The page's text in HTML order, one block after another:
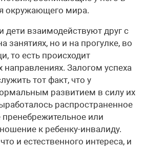
окружающего мира.
дети взаимодействуют друг с
занятиях, но и на прогулке, во
то есть происходит
направлениях. Залогом успеха
тот факт, что у
развитием в силу их
распространенное
или
к ребенку-инвалиду.
и естественного интереса, и